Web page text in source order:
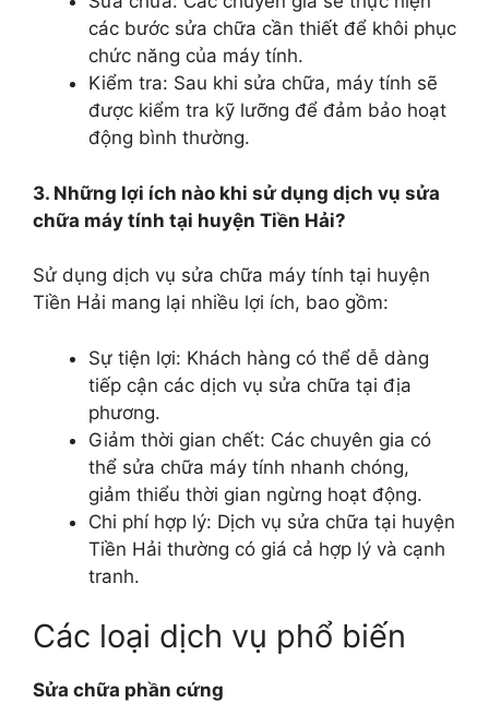
các bước sửa chữa cần thiết để khôi phục
chức năng của máy tính.
Kiểm tra: Sau khi sửa chữa, máy tính sẽ
được kiểm tra kỹ lưỡng để đảm bảo hoạt
động bình thường.
3. Những lợi ích nào khi sử dụng dịch vụ sửa
chữa máy tính tại huyện Tiền Hải?
Sử dụng dịch vụ sửa chữa máy tính tại huyện
Tiền Hải mang lại nhiều lợi ích, bao gồm:
Sự tiện lợi: Khách hàng có thể dễ dàng
tiếp cận các dịch vụ sửa chữa tại địa
phương.
Giảm thời gian chết: Các chuyên gia có
thể sửa chữa máy tính nhanh chóng,
giảm thiểu thời gian ngừng hoạt động.
Chi phí hợp lý: Dịch vụ sửa chữa tại huyện
Tiền Hải thường có giá cả hợp lý và cạnh
tranh.
Các loại dịch vụ phổ biến
Sửa chữa phần cứng